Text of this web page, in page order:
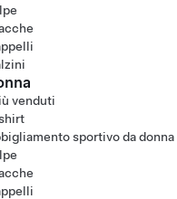
venduti
sportivo da donna